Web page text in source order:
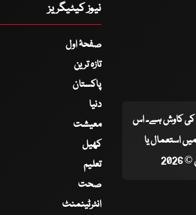
کی کاوش ہے۔ اس
استعمال یا
نیوز کیٹیگریز
صفحۂ اول
تازہ ترین
پاکستان
دنیا
معیشت
کھیل
تعلیم
صحت
انٹرٹینمنٹ